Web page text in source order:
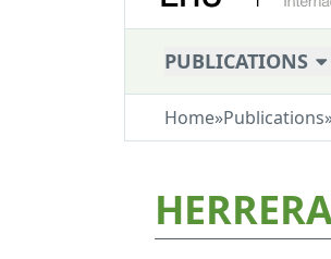
PUBLICATIONS
Home»Publications